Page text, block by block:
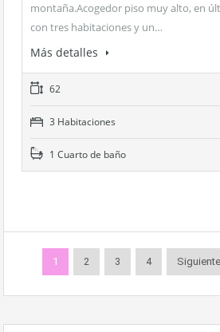
montaña.Acogedor piso muy alto, en
con tres habitaciones y un…
Más detalles
62
3 Habitaciones
1 Cuarto de baño
1 2 3 4 Siguiente